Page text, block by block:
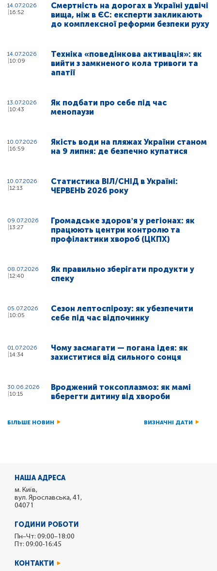
14.07.2026
16:52
Смертність на дорогах в Україні удвічі
вища, ніж в ЄС: експерти закликають
до комплексної реформи безпеки руху
14.07.2026
10:09
Техніка «поведінкова активація»: як
вийти з замкненого кола тривоги та
апатії
13.07.2026
10:43
Як подбати про себе під час
менопаузи
10.07.2026
16:59
Якість води на пляжах України станом
на 9 липня: де безпечно купатися
10.07.2026
12:13
Статистика ВІЛ/СНІД в Україні:
ЧЕРВЕНЬ 2026 року
09.07.2026
13:27
Громадське здоровʼя у регіонах: як
працюють центри контролю та
профілактики хвороб (ЦКПХ)
08.07.2026
12:40
Як правильно зберігати продукти у
спеку
05.07.2026
10:05
Сезон лептоспірозу: як убезпечити
себе під час відпочинку
01.07.2026
14:34
Чому засмагати — погана ідея: як
захиститися від сильного сонця
30.06.2026
10:15
Вроджений токсоплазмоз: як мамі
вберегти дитину від хвороби
БІЛЬШЕ НОВИН ВИЗНАЧНІ ДАТИ
НАША АДРЕСА
м. Київ,
вул. Ярославська, 41,
04071
ГОДИНИ РОБОТИ
Пн–Чт: 09:00–18:00
Пт: 09:00-16:45
КОНТАКТИ